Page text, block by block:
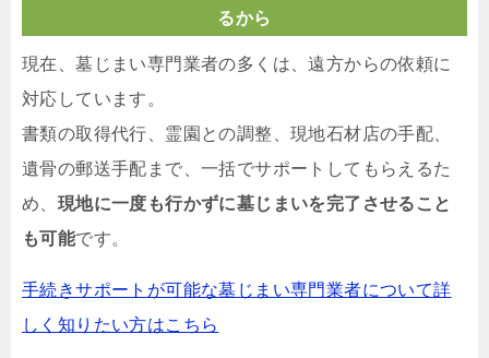
るから
現在、墓じまい専門業者の多くは、遠方からの依頼に
対応しています。
書類の取得代行、霊園との調整、現地石材店の手配、
遺骨の郵送手配まで、一括でサポートしてもらえるた
め、 現地に一度も行かずに墓じまいを完了させること
も可能です。
手続きサポートが可能な墓じまい専門業者について詳
しく知りたい方はこちら